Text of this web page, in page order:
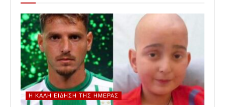
Η ΚΑΛΉ ΕΊΔΗΣΗ ΤΗΣ ΗΜΈΡΑΣ